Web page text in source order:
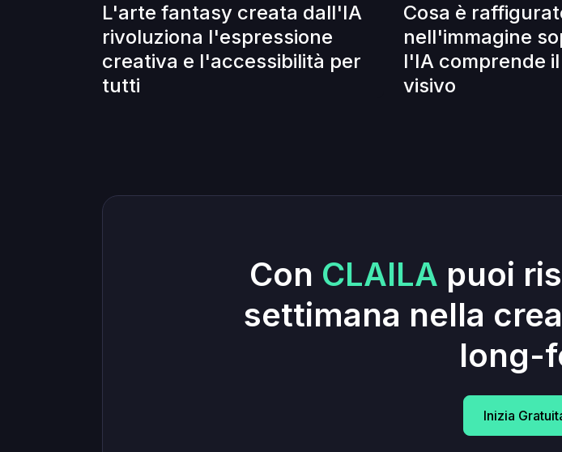
L'arte fantasy creata dall'IA
rivoluziona l'espressione
creativa e l'accessibilità per
tutti
Cosa è
nell'immagine
l'IA comprende
visivo
Con CLAILA puoi
settimana nella
long-
Inizia